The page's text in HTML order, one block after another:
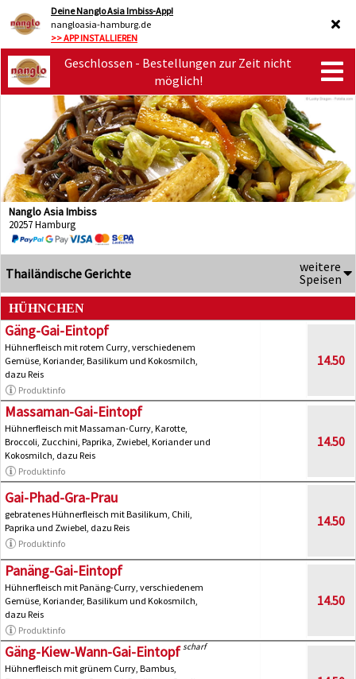
Deine Nanglo Asia Imbiss-App!
nangloasia-hamburg.de
>> APP INSTALLIEREN
Geschlossen - Bestellungen zur Zeit nicht
möglich!
Nanglo Asia Imbiss
20257 Hamburg
Thailändische Gerichte
weitere
Speisen
HÜHNCHEN
Gäng-Gai-Eintopf
Hühnerfleisch mit rotem Curry, verschiedenem
Gemüse, Koriander, Basilikum und Kokosmilch,
dazu Reis
Produktinfo
14.50
Massaman-Gai-Eintopf
Hühnerfleisch mit Massaman-Curry, Karotte,
Broccoli, Zucchini, Paprika, Zwiebel, Koriander und
Kokosmilch, dazu Reis
Produktinfo
14.50
Gai-Phad-Gra-Prau
gebratenes Hühnerfleisch mit Basilikum, Chili,
Paprika und Zwiebel, dazu Reis
Produktinfo
14.50
Panäng-Gai-Eintopf
Hühnerfleisch mit Panäng-Curry, verschiedenem
Gemüse, Koriander, Basilikum und Kokosmilch,
dazu Reis
Produktinfo
14.50
Gäng-Kiew-Wann-Gai-Eintopf scharf
Hühnerfleisch mit grünem Curry, Bambus,